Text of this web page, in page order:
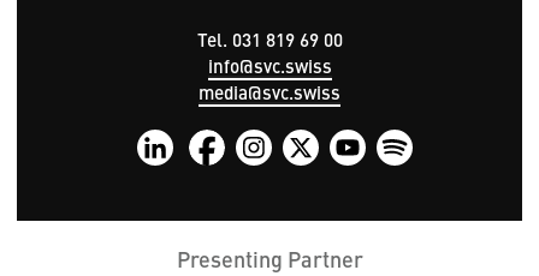
Tel. 031 819 69 00
info@svc.swiss
media@svc.swiss
Presenting Partner